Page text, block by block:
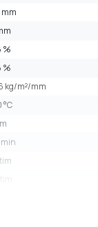
mm
%
%
kg/m²/mm
°C
min